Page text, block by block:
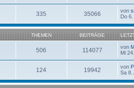
335 35066 von
Do
THEMEN BEITRÄGE
506 114077 von
Mi
124 19942 von
Sa 8.